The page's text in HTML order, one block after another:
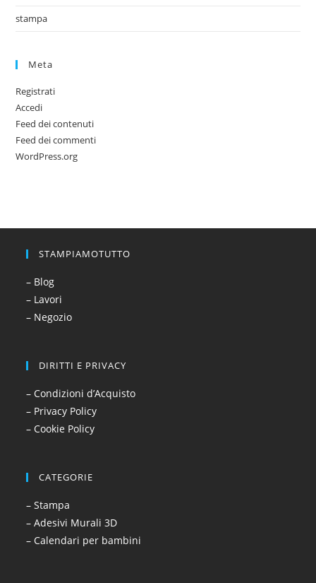
stampa
Meta
Registrati
Accedi
Feed dei contenuti
Feed dei commenti
WordPress.org
STAMPIAMOTUTTO
– Blog
– Lavori
– Negozio
DIRITTI E PRIVACY
– Condizioni d’Acquisto
– Privacy Policy
– Cookie Policy
CATEGORIE
– Stampa
– Adesivi Murali 3D
– Calendari per bambini